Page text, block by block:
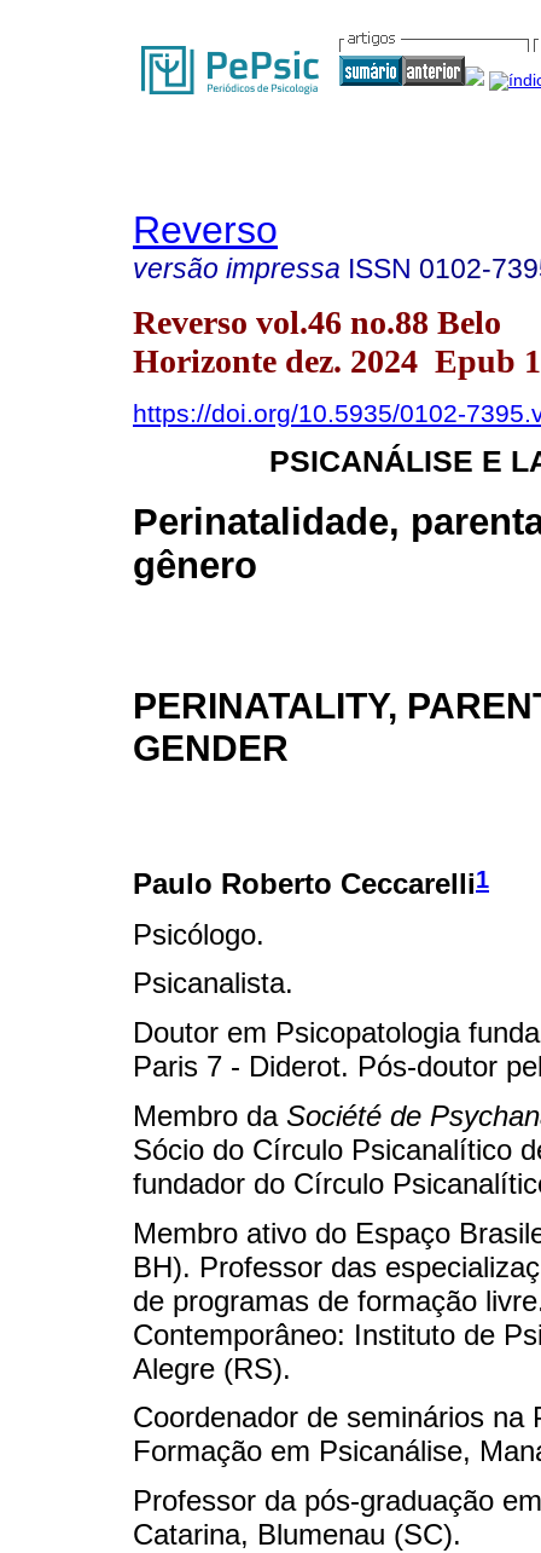
Reverso
versão impressa ISSN 0102-
Reverso vol.46 no.88 Belo
Horizonte dez. 2024 Epub
https://doi.org/10.5935/0102-
PSICANÁLISE E
Perinatalidade,
gênero
PERINATALITY,
GENDER
Paulo Roberto Ceccarelli1
Psicólogo.
Psicanalista.
Doutor em Psicopatologia
Paris 7 - Diderot. Pós-doutor
Membro da Société de
Sócio do Círculo Psicanalítico
fundador do Círculo
Membro ativo do Espaço
BH). Professor das
de programas de formação
Contemporâneo: Instituto de
Alegre (RS).
Coordenador de seminários
Formação em Psicanálise,
Professor da pós-graduação
Catarina, Blumenau (SC).